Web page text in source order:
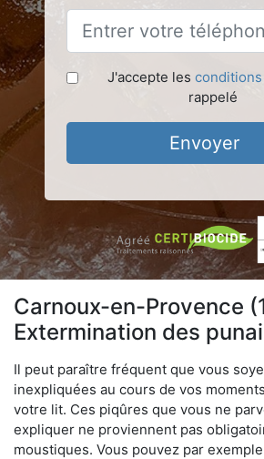
J'accepte les conditions
rappelé
Envoyer
Carnoux-en-Provence
Extermination des
Il peut paraître fréquent que vous
inexpliquées au cours de vos
votre lit. Ces piqûres que vous ne
expliquer ne proviennent pas
moustiques. Vous pouvez par